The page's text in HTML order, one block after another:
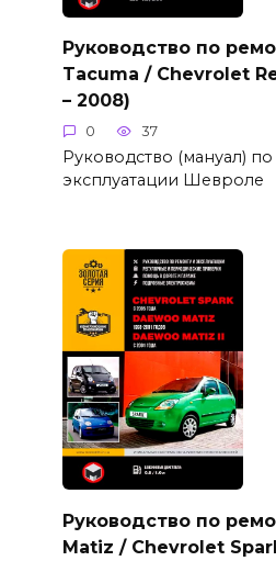
Руководство по
Tacuma / Chevrolet
– 2008)
0 37
Руководство (мануал)
эксплуатации Шевроле
Руководство по
Matiz / Chevrolet